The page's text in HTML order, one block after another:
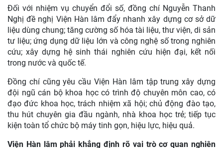
Trong đó, sự gắn kết giữa nghiên cứu khoa học với công
tác tham mưu chính sách chưa thật chặt chẽ; chuyển đổi
số, số hóa dữ liệu còn chậm; chưa hình thành rõ các
chương trình nghiên cứu trọng điểm giải quyết những vấn
đề lớn, chiến lược của đất nước trong trung và dài hạn.
so với yêu cầu nhiệm vụ của một cơ quan khoa học đầu
ngành; cơ chế, nguồn lực đầu tư cho nghiên cứu khoa học,
chuyển đổi số, thư viện, bảo tàng, lưu trữ tư liệu còn hạn
chế; đời sống, thu nhập của đội ngũ cán bộ nghiên cứu còn
nhiều khó khăn.
Đối với nhiệm vụ chuyển đổi số, đồng chí Nguyễn Thanh